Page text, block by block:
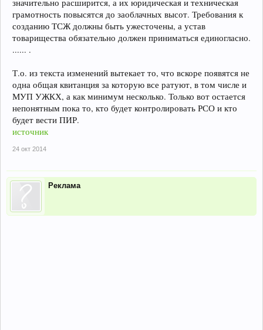
значительно расширится, а их юридическая и техническая
грамотность повысятся до заоблачных высот. Требования к
созданию ТСЖ должны быть ужесточены, а устав
товарищества обязательно должен приниматься единогласно.
...... .
Т.о. из текста изменений вытекает то, что вскоре появятся не
одна общая квитанция за которую все ратуют, в том числе и
МУП УЖКХ, а как минимум несколько. Только вот остается
непонятным пока то, кто будет контролировать РСО и кто
будет вести ПИР.
источник
24 окт 2014
Реклама